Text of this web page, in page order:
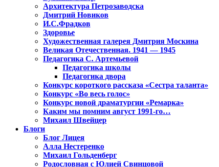
Архитектура Петрозаводска
Дмитрий Новиков
И.С.Фрадков
Здоровье
Художественная галерея Дмитрия Москина
Великая Отечественная. 1941 — 1945
Педагогика С. Артемьевой
Педагогика школы
Педагогика двора
Конкурс короткого рассказа «Сестра таланта»
Конкурс «Во весь голос»
Конкурс новой драматургии «Ремарка»
Каким мы помним август 1991-го…
Михаил Швейцер
Блоги
Блог Лицея
Алла Нестеренко
Михаил Гольденберг
Родословная с Юлией Свинцовой